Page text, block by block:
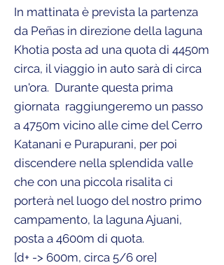
In mattinata è prevista la partenza
da Peñas in direzione della laguna
Khotia posta ad una quota di 4450m
circa, il viaggio in auto sarà di circa
un'ora. Durante questa prima
giornata raggiungeremo un passo
a 4750m vicino alle cime del Cerro
Katanani e Purapurani, per poi
discendere nella splendida valle
che con una piccola risalita ci
porterà nel luogo del nostro primo
campamento, la laguna Ajuani,
posta a 4600m di quota.
[d+ -> 600m, circa 5/6 ore]